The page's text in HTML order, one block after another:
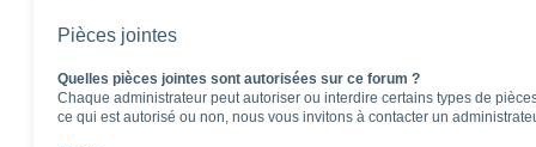
Pièces jointes
Quelles pièces jointes sont autorisées sur ce forum ?
Chaque administrateur peut autoriser ou interdire certains types de
ce qui est autorisé ou non, nous vous invitons à contacter un